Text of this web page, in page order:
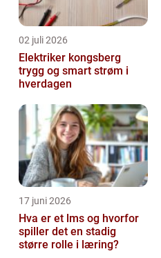
02 juli 2026
Elektriker kongsberg
trygg og smart strøm i
hverdagen
17 juni 2026
Hva er et lms og hvorfor
spiller det en stadig
større rolle i læring?